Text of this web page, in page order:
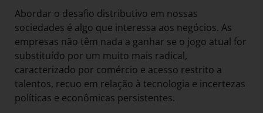
Abordar o desafio distributivo em nossas
sociedades é algo que interessa aos negócios. As
empresas não têm nada a ganhar se o jogo atual for
substituído por um muito mais radical,
caracterizado por comércio e acesso restrito a
talentos, recuo em relação à tecnologia e incertezas
políticas e econômicas persistentes.